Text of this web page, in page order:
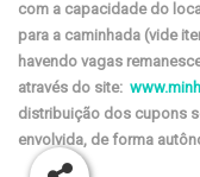
com a capacidade do
para a caminhada (vide
havendo vagas
através do site:
distribuição dos cupons
envolvida, de forma